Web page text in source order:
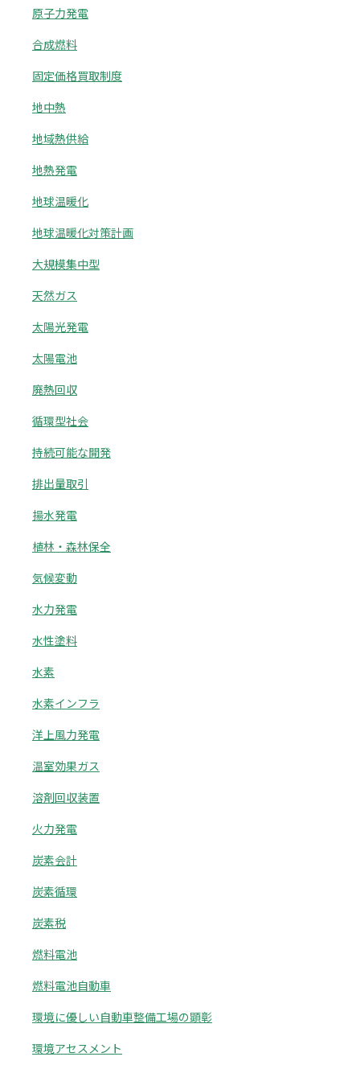
原子力発電
合成燃料
固定価格買取制度
地中熱
地域熱供給
地熱発電
地球温暖化
地球温暖化対策計画
大規模集中型
天然ガス
太陽光発電
太陽電池
廃熱回収
循環型社会
持続可能な開発
排出量取引
揚水発電
植林・森林保全
気候変動
水力発電
水性塗料
水素
水素インフラ
洋上風力発電
温室効果ガス
溶剤回収装置
火力発電
炭素会計
炭素循環
炭素税
燃料電池
燃料電池自動車
環境に優しい自動車整備工場の顕彰
環境アセスメント